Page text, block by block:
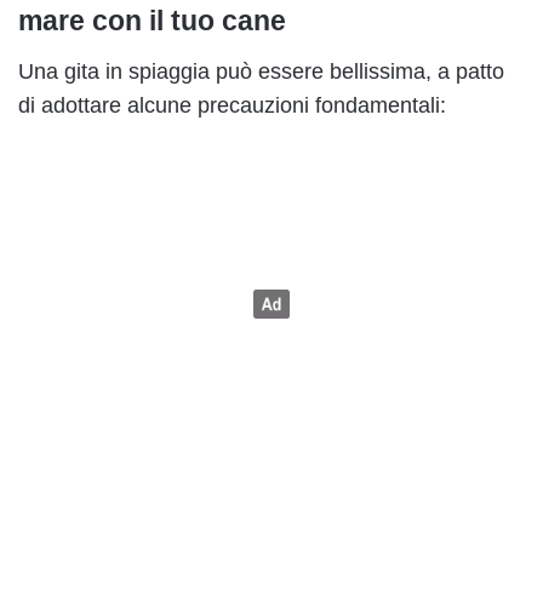
mare con il tuo cane
Una gita in spiaggia può essere bellissima, a patto
di adottare alcune precauzioni fondamentali: